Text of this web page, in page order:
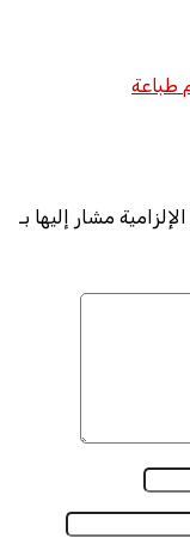
طباعة
مشار إليها بـ